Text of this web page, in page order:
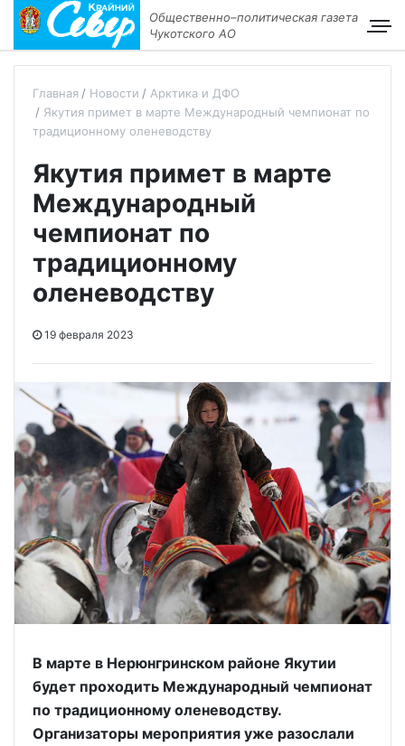
Общественно–политическая газета
Чукотского АО
Главная Новости
Арктика и ДФО
Якутия примет в марте Международный чемпионат по
традиционному оленеводству
Якутия примет в марте
Международный
чемпионат по
традиционному
оленеводству
19 февраля 2023
В марте в Нерюнгринском районе Якутии
будет проходить Международный чемпионат
по традиционному оленеводству.
Организаторы мероприятия уже разослали